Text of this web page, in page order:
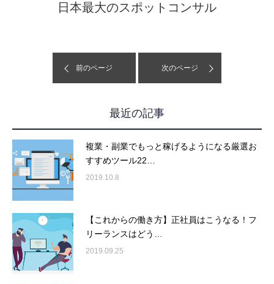
日本最大のスポットコンサル
前のページ 次のページ
最近の記事
複業・副業でもっと稼げるようになる厳選お
すすめツール22…
2019.10.8
【これからの働き方】正社員はこうなる！フ
リーランスはどう…
2019.09.25